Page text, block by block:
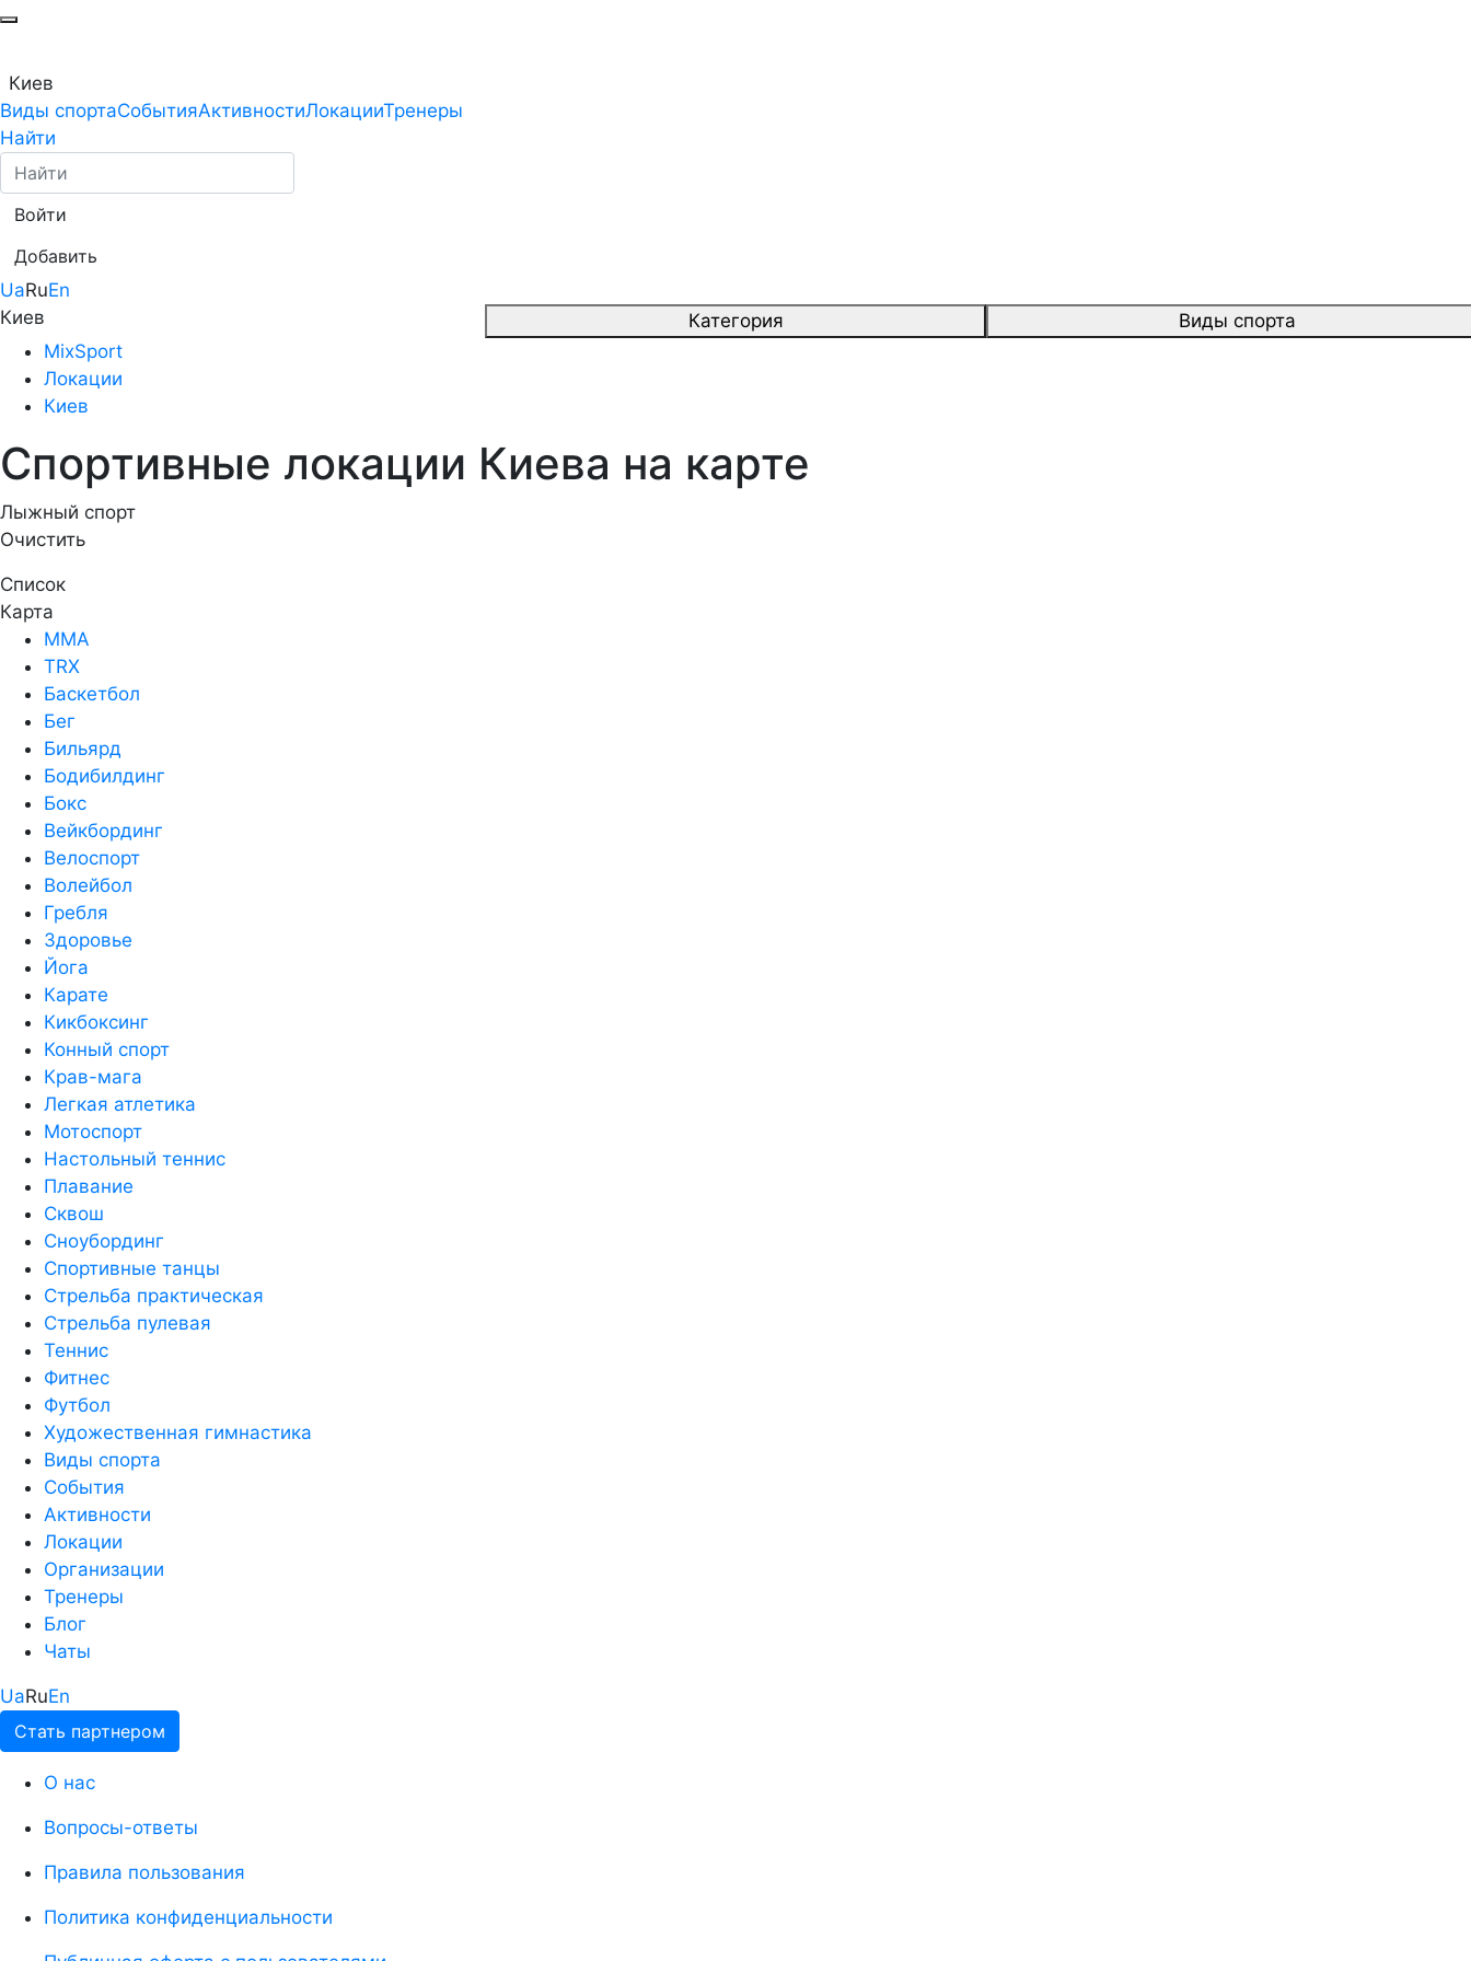
Киев
Виды спортаСобытияАктивностиЛокацииТренеры
Найти
Войти
Добавить
UaRuEn
Киев
Категория
Виды спорта
MixSport
Локации
Киев
Спортивные локации Киева на карте
Лыжный спорт
Очистить
Список
Карта
MMA
TRX
Баскетбол
Бег
Бильярд
Бодибилдинг
Бокс
Вейкбординг
Велоспорт
Волейбол
Гребля
Здоровье
Йога
Карате
Кикбоксинг
Конный спорт
Крав-мага
Легкая атлетика
Мотоспорт
Настольный теннис
Плавание
Сквош
Сноубординг
Спортивные танцы
Стрельба практическая
Стрельба пулевая
Теннис
Фитнес
Футбол
Художественная гимнастика
Виды спорта
События
Активности
Локации
Организации
Тренеры
Блог
Чаты
UaRuEn
Стать партнером
О нас
Вопросы-ответы
Правила пользования
Политика конфиденциальности